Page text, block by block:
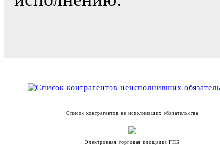
Список контрагентов не исполнивших обязательства
Электронная торговая площадка ГПБ